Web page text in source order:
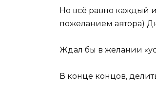
Но всё равно каждый
пожеланием автора)
Ждал бы в желании
В конце концов,